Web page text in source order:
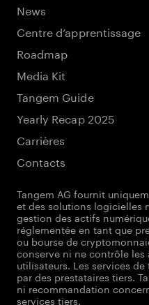
News
Centre d’apprentissage
Roadmap
Media Kit
Tangem Guide
Yearly Recap 2025
Carrières
Contacts
Tangem AG fournit
et des solutions logicielles
gestion des actifs
réglementée en tant que
ou bourse de
conserve ni ne contrôle
utilisateurs. Les services
par des prestataires tiers.
ni recommandation
services tiers.